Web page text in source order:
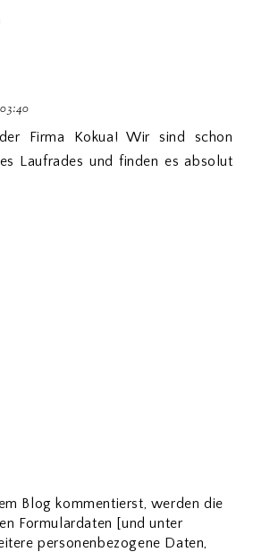
Firma Kokua! Wir sind schon
Laufrades und finden es absolut
Blog kommentierst, werden die
Formulardaten [und unter
personenbezogene Daten,